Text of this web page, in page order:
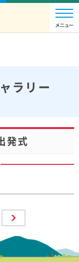
ラリー
発式